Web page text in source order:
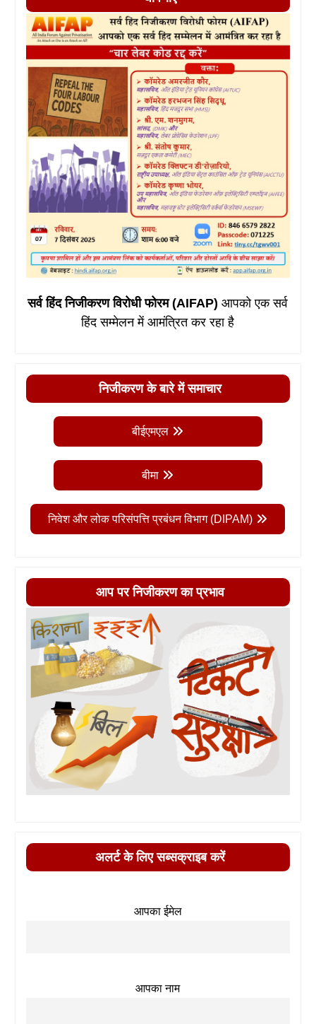
सर्व हिंद निजीकरण विरोधी फोरम (AIFAP)आपको एक सर्व
हिंद सम्मेलन में आमंत्रित कर रहा है
निजीकरण के बारे में समाचार
बीईएमएल
बीमा
निवेश और लोक परिसंपत्ति प्रबंधन विभाग (DIPAM)
आप पर निजीकरण का प्रभाव
अलर्ट के लिए सब्सक्राइब करें
आपका ईमेल
आपका नाम